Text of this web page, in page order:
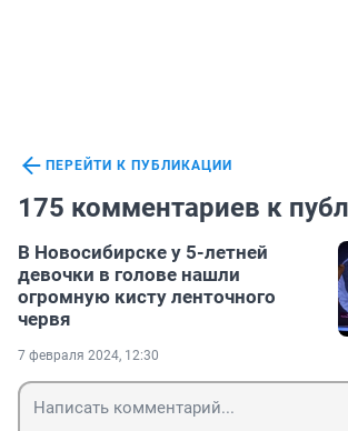
ПЕРЕЙТИ К ПУБЛИКАЦИИ
175 комментариев к
В Новосибирске у 5-летней
девочки в голове нашли
огромную кисту ленточного
червя
7 февраля 2024, 12:30